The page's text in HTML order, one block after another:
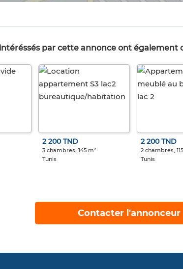
par cette annonce ont également
2 200 TND
3 chambres, 145 m²
Tunis
2 200 TND
2 chambres,
Tunis
Contacter l'annonceur